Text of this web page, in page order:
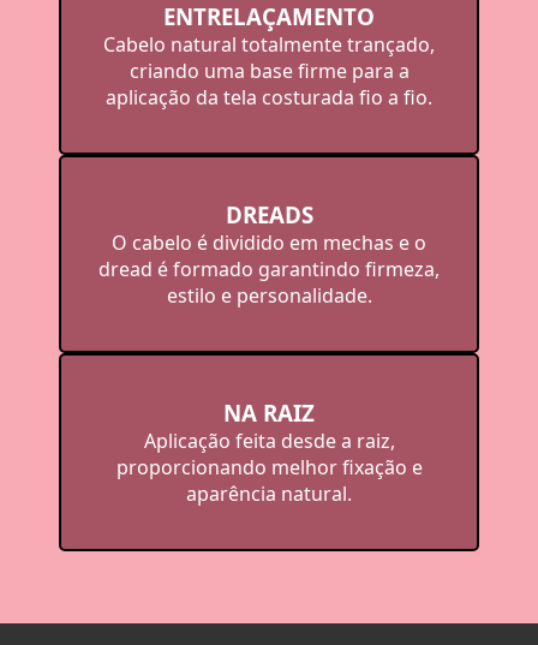
ENTRELAÇAMENTO
Cabelo natural totalmente trançado,
criando uma base firme para a
aplicação da tela costurada fio a fio.
DREADS
O cabelo é dividido em mechas e o
dread é formado garantindo firmeza,
estilo e personalidade.
NA RAIZ
Aplicação feita desde a raiz,
proporcionando melhor fixação e
aparência natural.